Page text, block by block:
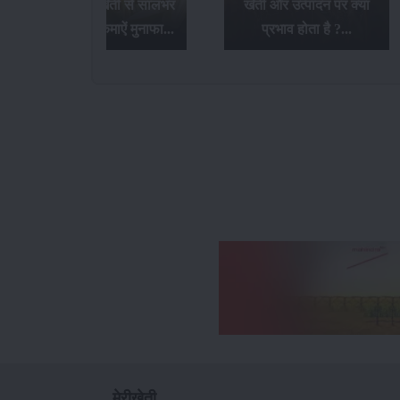
बेबी कॉर्न की खेती से सालभर
में 3 से 4 बार कमाऐं मुनाफा...
खेती और उत्पादन पर क्या
प्रभाव होता है ?...